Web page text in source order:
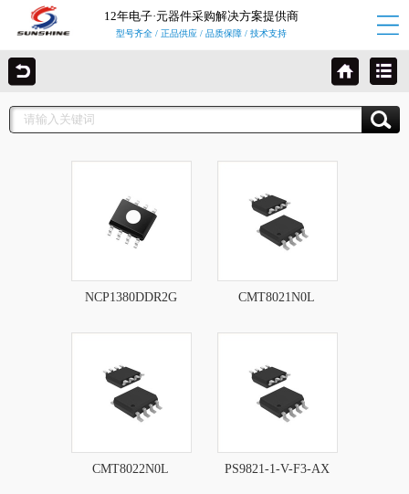
12年电子·元器件采购解决方案提供商
型号齐全 / 正品供应 / 品质保障 / 技术支持
NCP1380DDR2G CMT8021N0L
CMT8022N0L PS9821-1-V-F3-AX